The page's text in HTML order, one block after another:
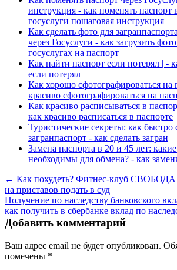
инструкция - как поменять паспорт
госуслуги пошаговая инструкция
Как сделать фото для
через Госуслуги - как загрузить
госуслугах на паспорт
Как найти паспорт если потерял | -
если потерял
Как хорошо сфотографироваться на
красиво сфотографироваться на
Как красиво расписываться в
как красиво расписаться в паспорте
Туристические секреты: как быстро
загранпаспорт - как сделать загран
Замена паспорта в 20 и 45 лет:
необходимы для обмена? - как
← Как похудеть? Фитнес-клуб
на приставов подать в суд
Получение по наследству банковского
как получить в сбербанке вклад по
Добавить комментарий
Ваш адрес email не будет опубликован.
помечены *